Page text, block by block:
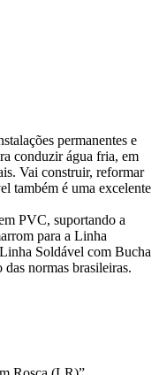
permanentes e
conduzir água fria, em
Vai construir, reformar
também é uma excelente
PVC, suportando a
para a Linha
Soldável com Bucha
normas brasileiras.